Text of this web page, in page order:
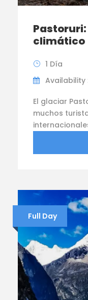
climático
1 Día
Availability :
El glaciar
muchos
Full Day